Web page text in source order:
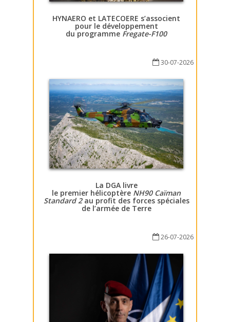
HYNAERO et LATECOERE s’associent
pour le développement
du programme Fregate-F100
30-07-2026
La DGA livre
le premier hélicoptère NH90 Caïman
Standard 2au profit des forces spéciales
de l’armée de Terre
26-07-2026